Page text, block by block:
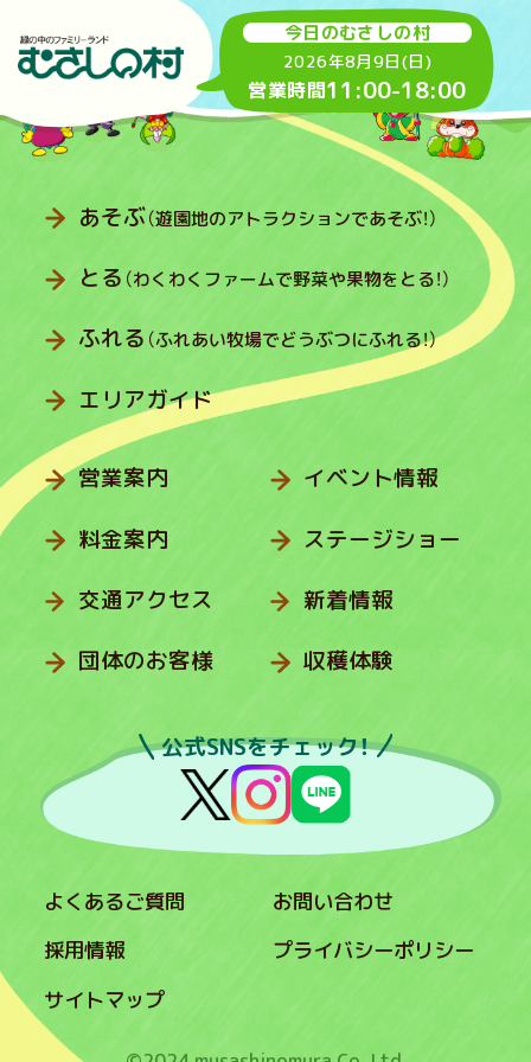
今日のむさしの村
2026年8月9日(日)
営業時間11:00-18:00
あそぶ（遊園地のアトラクションであそぶ！）
とる （わくわくファームで野菜や果物をとる！）
ふれる （ふれあい牧場でどうぶつにふれる！）
エリアガイド
営業案内
料金案内
交通アクセス
団体のお客様
イベント情報
ステージショー
新着情報
収穫体験
公式SNSをチェック！
よくあるご質問
お問い合わせ
採用情報
プライバシーポリシー
サイトマップ